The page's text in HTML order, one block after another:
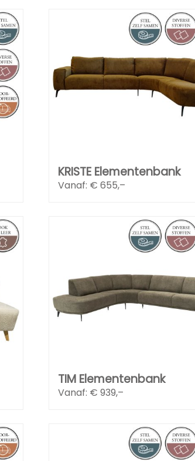
KRISTE Elementenbank
Vanaf: € 655,–
TIM Elementenbank
Vanaf: € 939,–